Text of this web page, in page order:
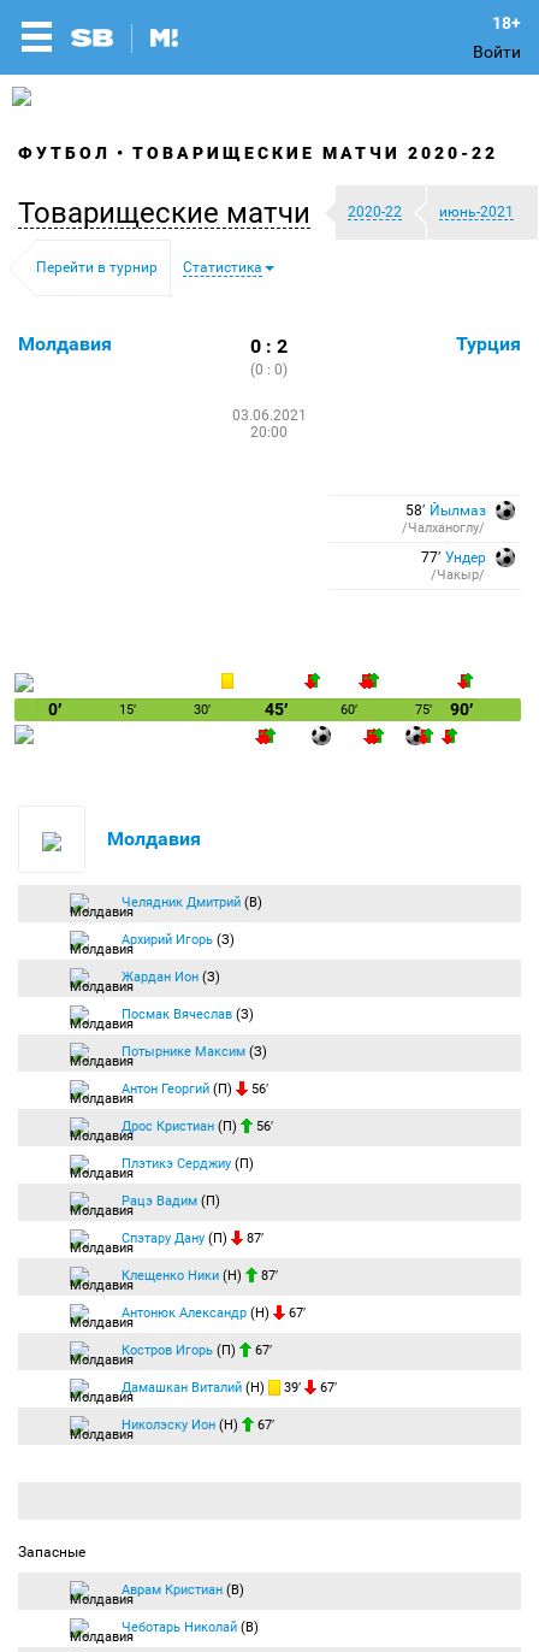
Войти
ФУТБОЛ ТОВАРИЩЕСКИЕ МАТЧИ 2020-22
Товарищеские матчи 2020-22 июнь-2021
Перейти в турнир Статистика
Молдавия 0 : 2
(0 : 0)
03.06.2021
20:00
Турция
58′ Йылмаз
/Чалханоглу/
77′ Ундер
/Чакыр/
0′ 15′ 30′ 45′ 60′ 75′ 90′
Молдавия
Челядник Дмитрий (В)
Архирий Игорь (З)
Жардан Ион (З)
Посмак Вячеслав (З)
Потырнике Максим (З)
Антон Георгий (П) 56′
Дрос Кристиан (П) 56′
Плэтикэ Серджиу (П)
Рацэ Вадим (П)
Спэтару Дану (П) 87′
Клещенко Ники (Н) 87′
Антонюк Александр (Н) 67′
Костров Игорь (П) 67′
Дамашкан Виталий (Н) 39′ 67′
Николэску Ион (Н) 67′
Запасные
Аврам Кристиан (В)
Чеботарь Николай (В)